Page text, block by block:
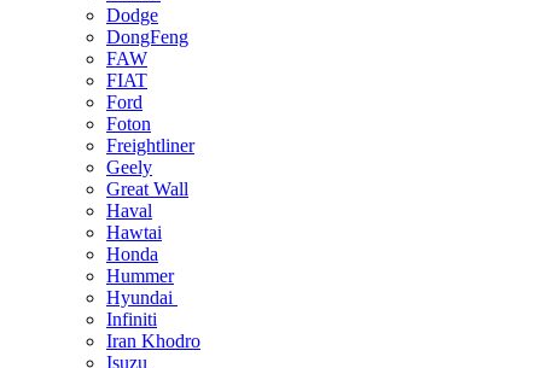
Dodge
DongFeng
FAW
FIAT
Ford
Foton
Freightliner
Geely
Great Wall
Haval
Hawtai
Honda
Hummer
Hyundai
Infiniti
Iran Khodro
Isuzu